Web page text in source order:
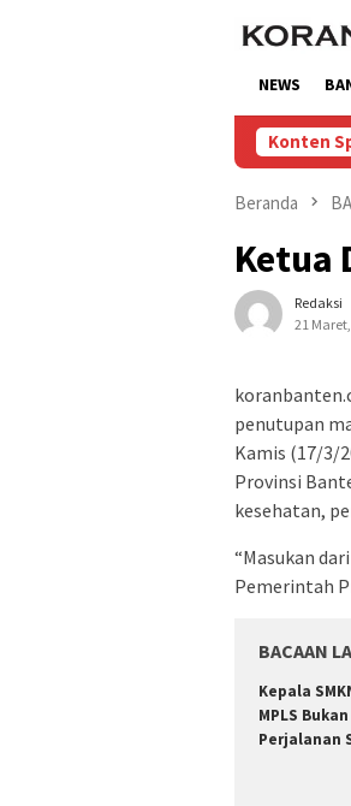
NEWS
Konten
Beranda
Ketua
Redaksi
21
penutupan
Kamis (17/3/
Provinsi
kesehatan,
“Masukan
Pemerintah
BACAAN
Kepala
MPLS
Perjalanan